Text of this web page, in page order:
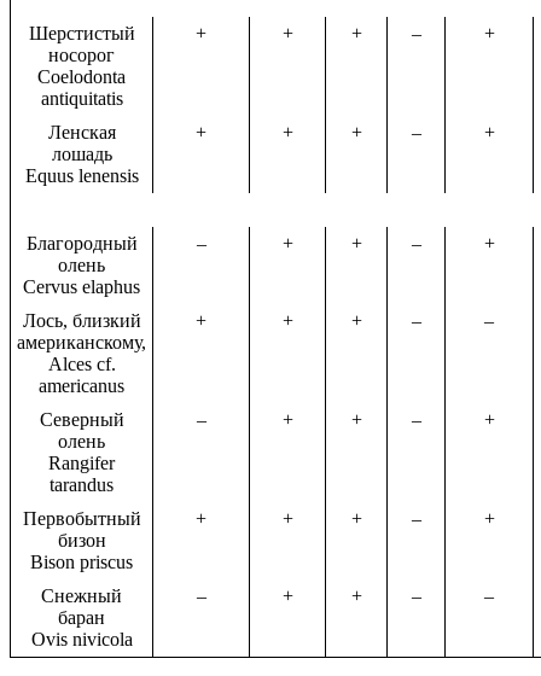
Шерстистый
носорог
Coelodonta
antiquitatis
+ + + – +
Ленская
лошадь
Equus lenensis
+ + + – +
Благородный
олень
Cervus elaphus
– + + – +
Лось, близкий
американскому,
Alces cf.
americanus
+ + + – –
Северный
олень
Rangifer
tarandus
– + + – +
Первобытный
бизон
Bison priscus
+ + + – +
Снежный
баран
Ovis nivicola
– + + – –